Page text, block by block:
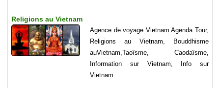
Religions au Vietnam
Agence de voyage Vietnam Agenda Tour,
Religions au Vietnam, Bouddhisme
auVietnam,Taoïsme, Caodaïsme,
Information sur Vietnam, Info sur
Vietnam